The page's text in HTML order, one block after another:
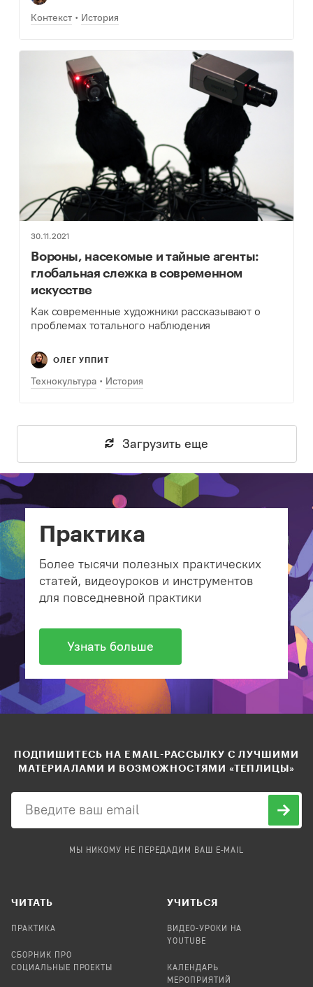
Контекст История
30.11.2021
Вороны, насекомые и тайные агенты:
глобальная слежка в современном
искусстве
Как современные художники рассказывают о
проблемах тотального наблюдения
ОЛЕГ УППИТ
Технокультура История
Загрузить еще
Практика
Более тысячи полезных практических
статей, видеоуроков и инструментов
для повседневной практики
Узнать больше
ПОДПИШИТЕСЬ НА EMAIL-РАССЫЛКУ С ЛУЧШИМИ
МАТЕРИАЛАМИ И ВОЗМОЖНОСТЯМИ «ТЕПЛИЦЫ»
МЫ НИКОМУ НЕ ПЕРЕДАДИМ ВАШ E-MAIL
ЧИТАТЬ
ПРАКТИКА
СБОРНИК ПРО
СОЦИАЛЬНЫЕ ПРОЕКТЫ
УЧИТЬСЯ
ВИДЕО-УРОКИ НА
YOUTUBE
КАЛЕНДАРЬ
МЕРОПРИЯТИЙ